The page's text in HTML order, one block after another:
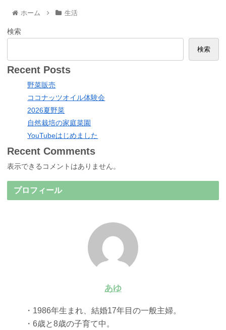
ホーム 生活
検索
検索
Recent Posts
野菜販売
ココナッツオイル体験会
2026夏野菜
自然栽培の家庭菜園
YouTubeはじめました
Recent Comments
表示できるコメントはありません。
プロフィール
あゆ
・1986年生まれ、結婚17年目の一般主婦。
・6歳と8歳の子育て中。